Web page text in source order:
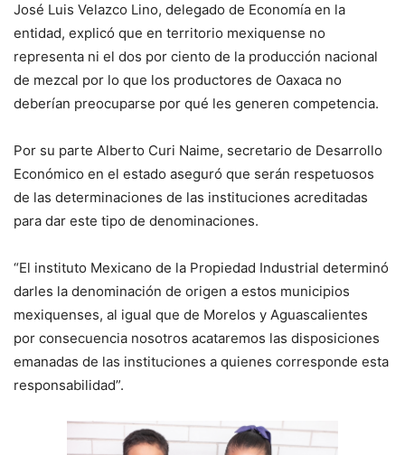
José Luis Velazco Lino, delegado de Economía en la
entidad, explicó que en territorio mexiquense no
representa ni el dos por ciento de la producción nacional
de mezcal por lo que los productores de Oaxaca no
deberían preocuparse por qué les generen competencia.
Por su parte Alberto Curi Naime, secretario de Desarrollo
Económico en el estado aseguró que serán respetuosos
de las determinaciones de las instituciones acreditadas
para dar este tipo de denominaciones.
“El instituto Mexicano de la Propiedad Industrial determinó
darles la denominación de origen a estos municipios
mexiquenses, al igual que de Morelos y Aguascalientes
por consecuencia nosotros acataremos las disposiciones
emanadas de las instituciones a quienes corresponde esta
responsabilidad”.